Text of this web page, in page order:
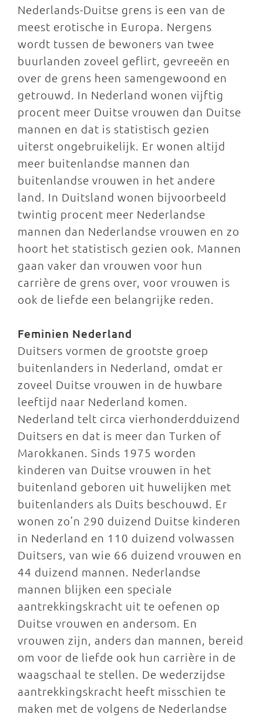
Nederlands-Duitse grens is een van de
meest erotische in Europa. Nergens
wordt tussen de bewoners van twee
buurlanden zoveel geflirt, gevreeën en
over de grens heen samengewoond en
getrouwd. In Nederland wonen vijftig
procent meer Duitse vrouwen dan Duitse
mannen en dat is statistisch gezien
uiterst ongebruikelijk. Er wonen altijd
meer buitenlandse mannen dan
buitenlandse vrouwen in het andere
land. In Duitsland wonen bijvoorbeeld
twintig procent meer Nederlandse
mannen dan Nederlandse vrouwen en zo
hoort het statistisch gezien ook. Mannen
gaan vaker dan vrouwen voor hun
carrière de grens over, voor vrouwen is
ook de liefde een belangrijke reden.
Feminien Nederland
Duitsers vormen de grootste groep
buitenlanders in Nederland, omdat er
zoveel Duitse vrouwen in de huwbare
leeftijd naar Nederland komen.
Nederland telt circa vierhonderdduizend
Duitsers en dat is meer dan Turken of
Marokkanen. Sinds 1975 worden
kinderen van Duitse vrouwen in het
buitenland geboren uit huwelijken met
buitenlanders als Duits beschouwd. Er
wonen zo’n 290 duizend Duitse kinderen
in Nederland en 110 duizend volwassen
Duitsers, van wie 66 duizend vrouwen en
44 duizend mannen. Nederlandse
mannen blijken een speciale
aantrekkingskracht uit te oefenen op
Duitse vrouwen en andersom. En
vrouwen zijn, anders dan mannen, bereid
om voor de liefde ook hun carrière in de
waagschaal te stellen. De wederzijdse
aantrekkingskracht heeft misschien te
maken met de volgens de Nederlandse